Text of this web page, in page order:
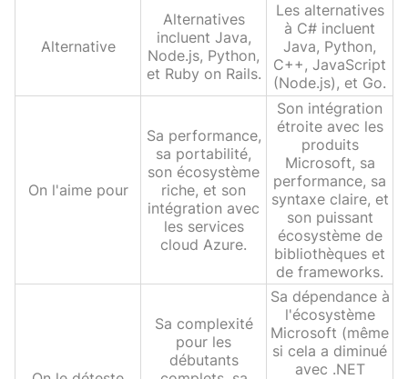
Alternative
Alternatives
incluent Java,
Node.js, Python,
et Ruby on Rails.
Les alternatives
à C# incluent
Java, Python,
C++, JavaScript
(Node.js), et Go.
On l'aime pour
Sa performance,
sa portabilité,
son écosystème
riche, et son
intégration avec
les services
cloud Azure.
Son intégration
étroite avec les
produits
Microsoft, sa
performance, sa
syntaxe claire, et
son puissant
écosystème de
bibliothèques et
de frameworks.
Sa complexité
pour les
débutants
Sa dépendance à
l'écosystème
Microsoft (même
si cela a diminué
avec .NET